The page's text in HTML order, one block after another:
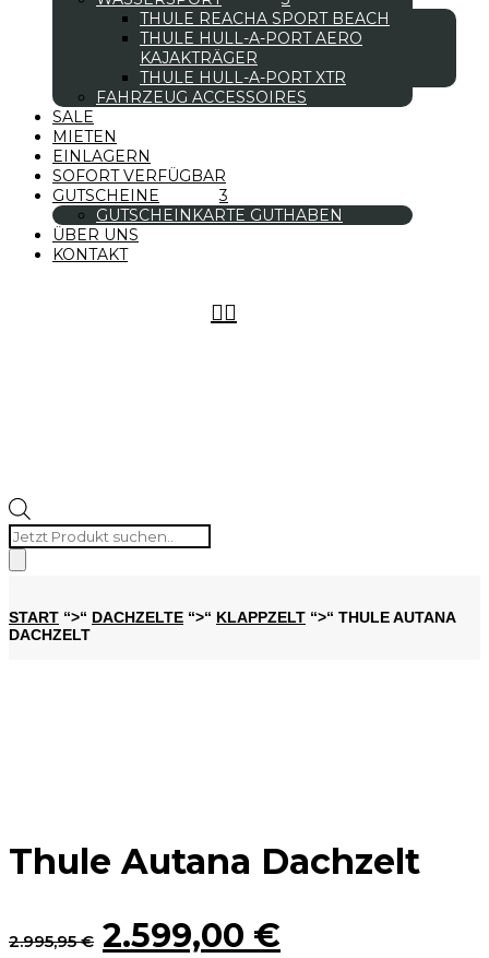
THULE REACHA SPORT BEACH
THULE HULL-A-PORT AERO
KAJAKTRÄGER
THULE HULL-A-PORT XTR
FAHRZEUG ACCESSOIRES
SALE
MIETEN
EINLAGERN
SOFORT VERFÜGBAR
GUTSCHEINE
GUTSCHEINKARTE GUTHABEN
ÜBER UNS
KONTAKT
Products
search

START “>“ DACHZELTE “>“ KLAPPZELT “>“ THULE AUTANA
DACHZELT
Thule Autana Dachzelt
2.995,95€ Ursprünglicher
2.599,00 €